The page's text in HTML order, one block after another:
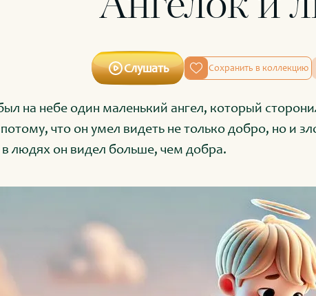
Слушать Сохранить в коллекцию
на небе один маленький ангел, который
что он умел видеть не только добро, но и
людях он видел больше, чем добра.